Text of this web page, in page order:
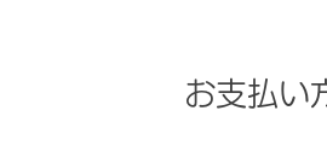
お支払い